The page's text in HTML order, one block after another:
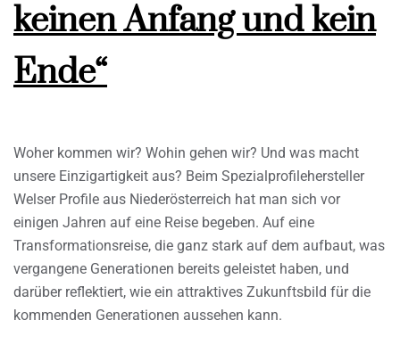
keinen Anfang und kein
Ende“
Woher kommen wir? Wohin gehen wir? Und was macht
unsere Einzigartigkeit aus? Beim Spezialprofilehersteller
Welser Profile aus Niederösterreich hat man sich vor
einigen Jahren auf eine Reise begeben. Auf eine
Transformationsreise, die ganz stark auf dem aufbaut, was
vergangene Generationen bereits geleistet haben, und
darüber reflektiert, wie ein attraktives Zukunftsbild für die
kommenden Generationen aussehen kann.